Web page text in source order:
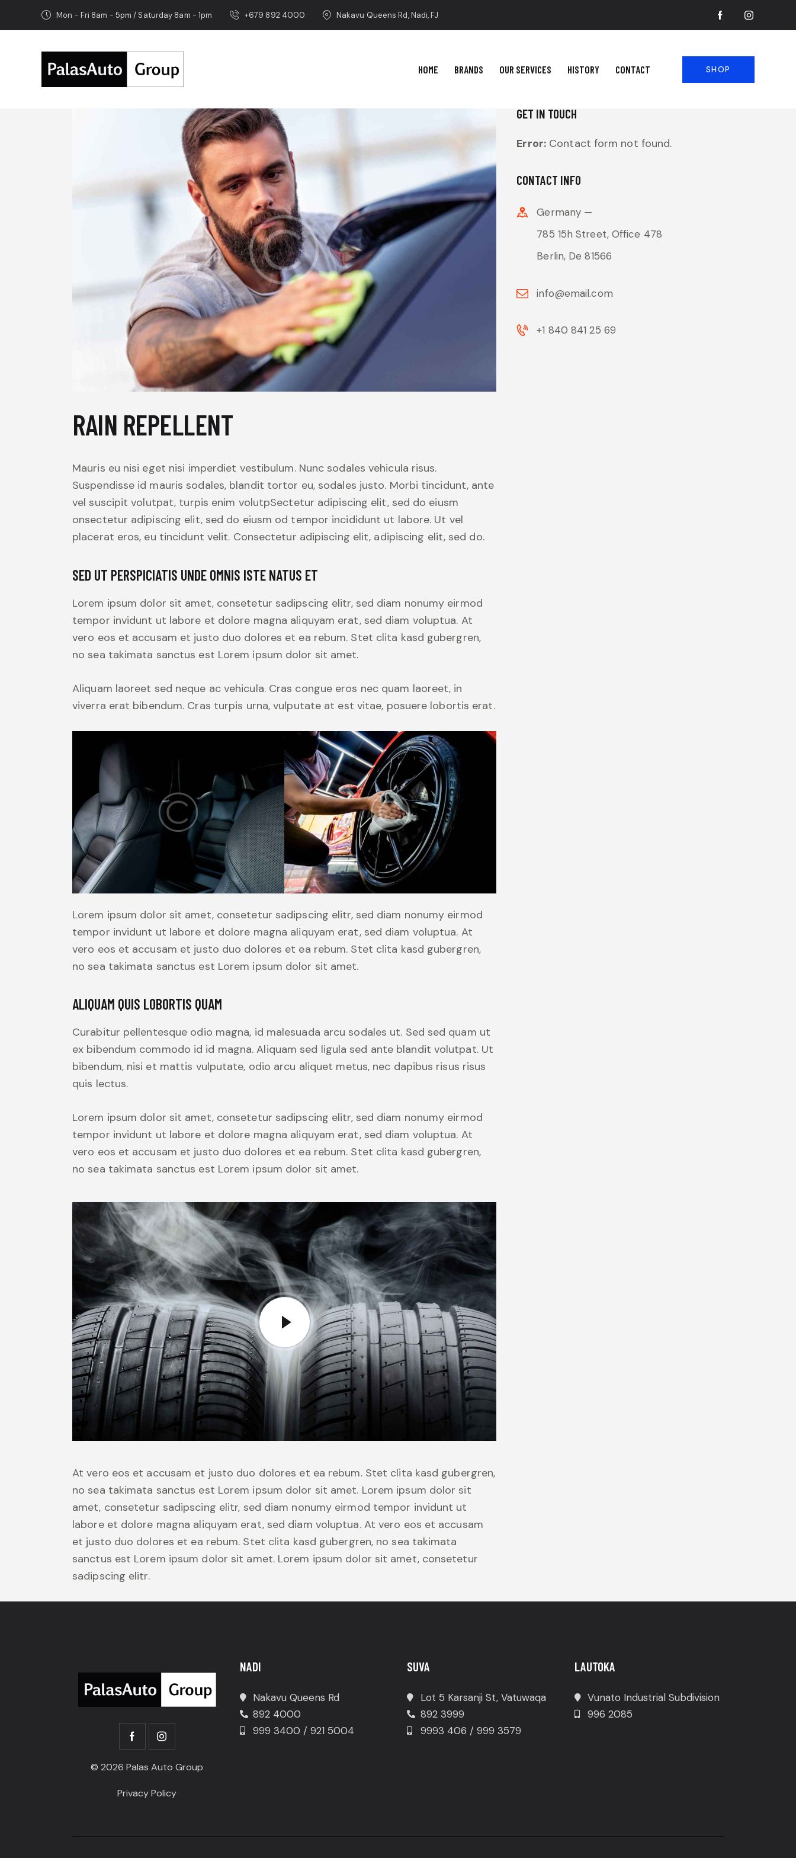
Mon - Fri 8am - 5pm / Saturday 8am - 1pm +679 892 4000 Nakavu Queens Rd, Nadi, FJ
HOME BRANDS OUR SERVICES HISTORY CONTACT SHOP
RAIN REPELLENT
Mauris eu nisi eget nisi imperdiet vestibulum. Nunc sodales vehicula risus.
Suspendisse id mauris sodales, blandit tortor eu, sodales justo. Morbi tincidunt, ante
vel suscipit volutpat, turpis enim volutpSectetur adipiscing elit, sed do eiusm
onsectetur adipiscing elit, sed do eiusm od tempor incididunt ut labore. Ut vel
placerat eros, eu tincidunt velit. Consectetur adipiscing elit, adipiscing elit, sed do.
SED UT PERSPICIATIS UNDE OMNIS ISTE NATUS ET
Lorem ipsum dolor sit amet, consetetur sadipscing elitr, sed diam nonumy eirmod
tempor invidunt ut labore et dolore magna aliquyam erat, sed diam voluptua. At
vero eos et accusam et justo duo dolores et ea rebum. Stet clita kasd gubergren,
no sea takimata sanctus est Lorem ipsum dolor sit amet.
Aliquam laoreet sed neque ac vehicula. Cras congue eros nec quam laoreet, in
viverra erat bibendum. Cras turpis urna, vulputate at est vitae, posuere lobortis erat.
Lorem ipsum dolor sit amet, consetetur sadipscing elitr, sed diam nonumy eirmod
tempor invidunt ut labore et dolore magna aliquyam erat, sed diam voluptua. At
vero eos et accusam et justo duo dolores et ea rebum. Stet clita kasd gubergren,
no sea takimata sanctus est Lorem ipsum dolor sit amet.
ALIQUAM QUIS LOBORTIS QUAM
Curabitur pellentesque odio magna, id malesuada arcu sodales ut. Sed sed quam ut
ex bibendum commodo id id magna. Aliquam sed ligula sed ante blandit volutpat. Ut
bibendum, nisi et mattis vulputate, odio arcu aliquet metus, nec dapibus risus risus
quis lectus.
Lorem ipsum dolor sit amet, consetetur sadipscing elitr, sed diam nonumy eirmod
tempor invidunt ut labore et dolore magna aliquyam erat, sed diam voluptua. At
vero eos et accusam et justo duo dolores et ea rebum. Stet clita kasd gubergren,
no sea takimata sanctus est Lorem ipsum dolor sit amet.
At vero eos et accusam et justo duo dolores et ea rebum. Stet clita kasd gubergren,
no sea takimata sanctus est Lorem ipsum dolor sit amet. Lorem ipsum dolor sit
amet, consetetur sadipscing elitr, sed diam nonumy eirmod tempor invidunt ut
labore et dolore magna aliquyam erat, sed diam voluptua. At vero eos et accusam
et justo duo dolores et ea rebum. Stet clita kasd gubergren, no sea takimata
sanctus est Lorem ipsum dolor sit amet. Lorem ipsum dolor sit amet, consetetur
sadipscing elitr.
GET IN TOUCH
Error: Contact form not found.
CONTACT INFO
Germany —
785 15h Street, Office 478
Berlin, De 81566
info@email.com
+1 840 841 25 69
© 2026 Palas Auto Group
Privacy Policy
NADI
Nakavu Queens Rd
892 4000
999 3400 / 921 5004
SUVA
Lot 5 Karsanji St, Vatuwaqa
892 3999
9993 406 / 999 3579
LAUTOKA
Vunato Industrial Subdivision
996 2085